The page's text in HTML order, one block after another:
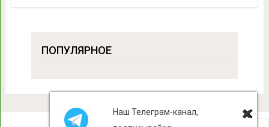
ПОПУЛЯРНОЕ
Наш Телеграм-канал,